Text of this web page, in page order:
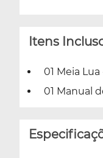
Itens
01 Meia
01 Manual